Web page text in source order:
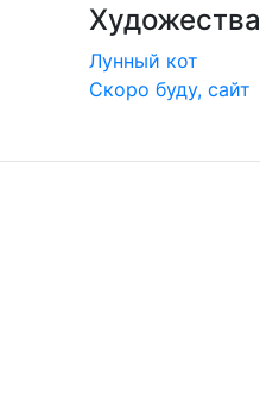
Художества
Лунный кот
Скоро буду, сайт